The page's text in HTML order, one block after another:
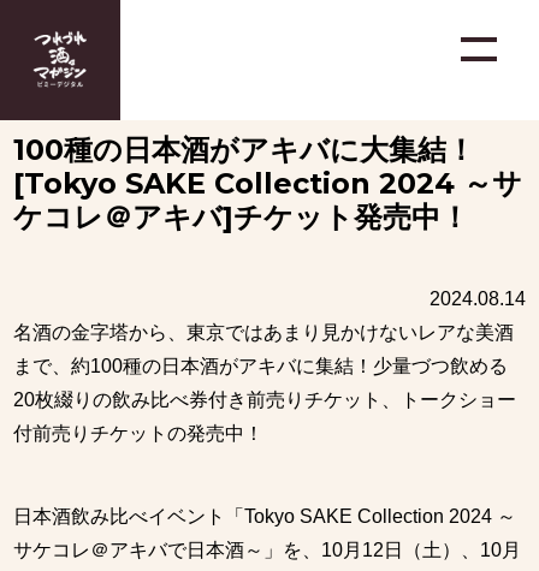
100種の日本酒がアキバに大集結！
[Tokyo SAKE Collection 2024 ～サ
ケコレ＠アキバ]チケット発売中！
2024.08.14
名酒の金字塔から、東京ではあまり見かけないレアな美酒
まで、約100種の日本酒がアキバに集結！少量づつ飲める
20枚綴りの飲み比べ券付き前売りチケット、トークショー
付前売りチケットの発売中！
日本酒飲み比べイベント「Tokyo SAKE Collection 2024 ～
サケコレ＠アキバで日本酒～」を、10月12日（土）、10月